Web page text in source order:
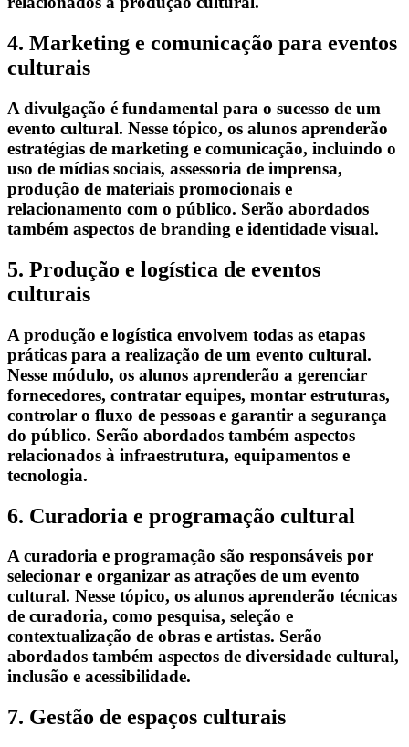
4. Marketing e comunicação para eventos
culturais
A divulgação é fundamental para o sucesso de um
evento cultural. Nesse tópico, os alunos aprenderão
estratégias de marketing e comunicação, incluindo o
uso de mídias sociais, assessoria de imprensa,
produção de materiais promocionais e
relacionamento com o público. Serão abordados
também aspectos de branding e identidade visual.
5. Produção e logística de eventos
culturais
A produção e logística envolvem todas as etapas
práticas para a realização de um evento cultural.
Nesse módulo, os alunos aprenderão a gerenciar
fornecedores, contratar equipes, montar estruturas,
controlar o fluxo de pessoas e garantir a segurança
do público. Serão abordados também aspectos
relacionados à infraestrutura, equipamentos e
tecnologia.
6. Curadoria e programação cultural
A curadoria e programação são responsáveis por
selecionar e organizar as atrações de um evento
cultural. Nesse tópico, os alunos aprenderão técnicas
de curadoria, como pesquisa, seleção e
contextualização de obras e artistas. Serão
abordados também aspectos de diversidade cultural,
inclusão e acessibilidade.
7. Gestão de espaços culturais